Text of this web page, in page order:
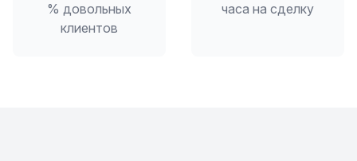
% довольных
клиентов
часа на сделку